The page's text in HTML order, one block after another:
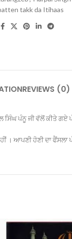
takk da Itihaas
REVIEWS (0)
ਸਿੰਘ ਪੰਨੂ ਜੀ ਵੱਲੋਂ ਕੀਤੇ
। ਆਪਣੀ ਹੋਣੀ ਦਾ